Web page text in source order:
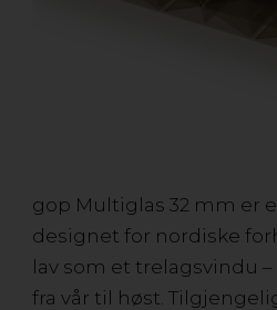
gop Multiglas 32 mm er
designet for nordiske
lav som et trelagsvindu
fra vår til høst.
for takoverbygg,
og enklere uterom som
sommeren. De beskytter
sol, samtidig som de